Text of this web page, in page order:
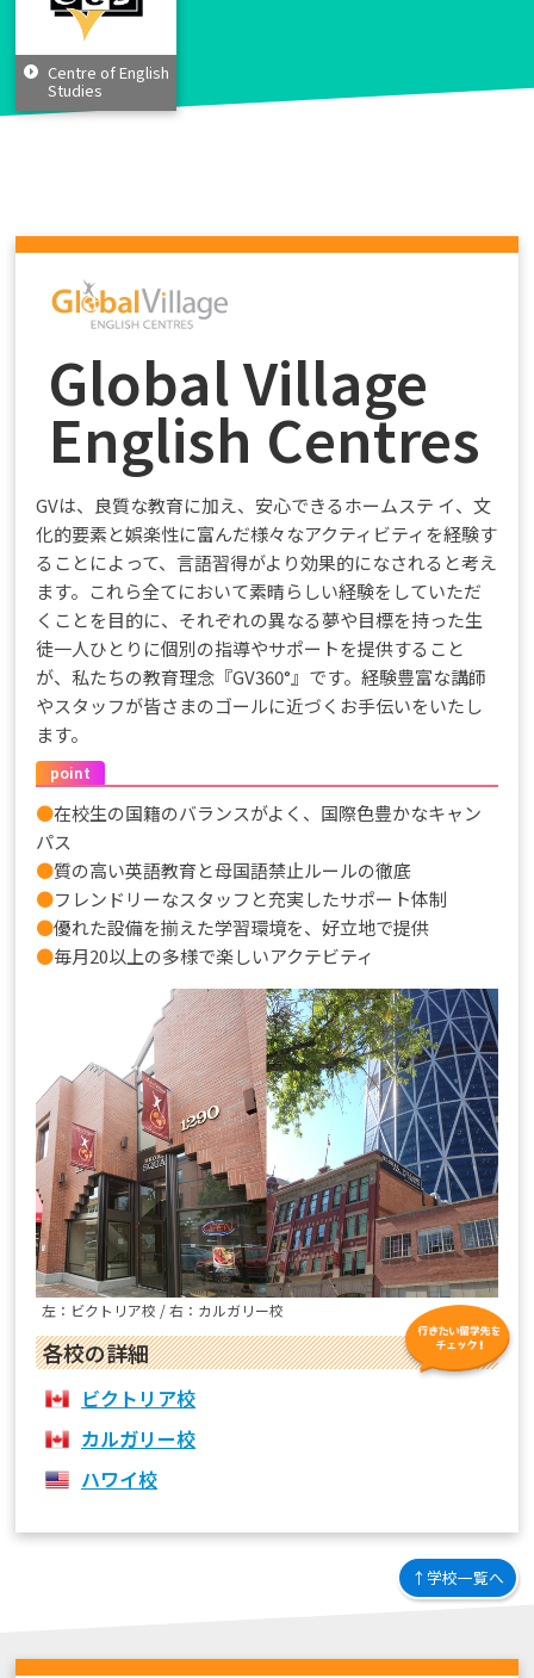
Centre of English
Studies
Global Village
English Centres
GVは、良質な教育に加え、安心できるホームステ イ、文
化的要素と娯楽性に富んだ様々なアクティビティを経験す
ることによって、言語習得がより効果的になされると考え
ます。これら全てにおいて素晴らしい経験をしていただ
くことを目的に、それぞれの異なる夢や目標を持った生
徒一人ひとりに個別の指導やサポートを提供すること
が、私たちの教育理念『GV360°』です。経験豊富な講師
やスタッフが皆さまのゴールに近づくお手伝いをいたし
ます。
point
●在校生の国籍のバランスがよく、国際色豊かなキャン
パス
●質の高い英語教育と母国語禁止ルールの徹底
●フレンドリーなスタッフと充実したサポート体制
●優れた設備を揃えた学習環境を、好立地で提供
●毎月20以上の多様で楽しいアクテビティ
左：ビクトリア校 / 右：カルガリー校
各校の詳細
ビクトリア校
カルガリー校
ハワイ校
↑学校一覧へ